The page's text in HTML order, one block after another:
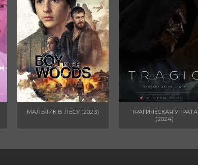
МАЛЬЧИК В ЛЕСУ (2023)
ТРАГИЧЕСКАЯ УТРАТА
(2024)